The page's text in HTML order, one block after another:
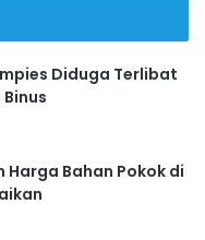
Diduga Terlibat
Harga Bahan Pokok di